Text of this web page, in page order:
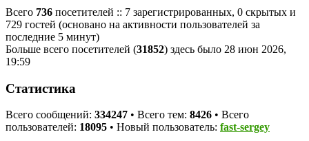
Всего 736 посетителей :: 7 зарегистрированных, 0 скрытых и
729 гостей (основано на активности пользователей за
последние 5 минут)
Больше всего посетителей (31852) здесь было 28 июн 2026,
19:59
Статистика
Всего сообщений: 334247 • Всего тем: 8426 • Всего
пользователей: 18095 • Новый пользователь: fast-sergey